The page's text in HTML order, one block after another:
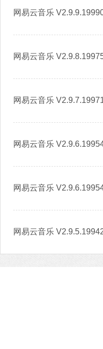
网易云音乐
网易云音乐
网易云音乐
网易云音乐
网易云音乐
网易云音乐